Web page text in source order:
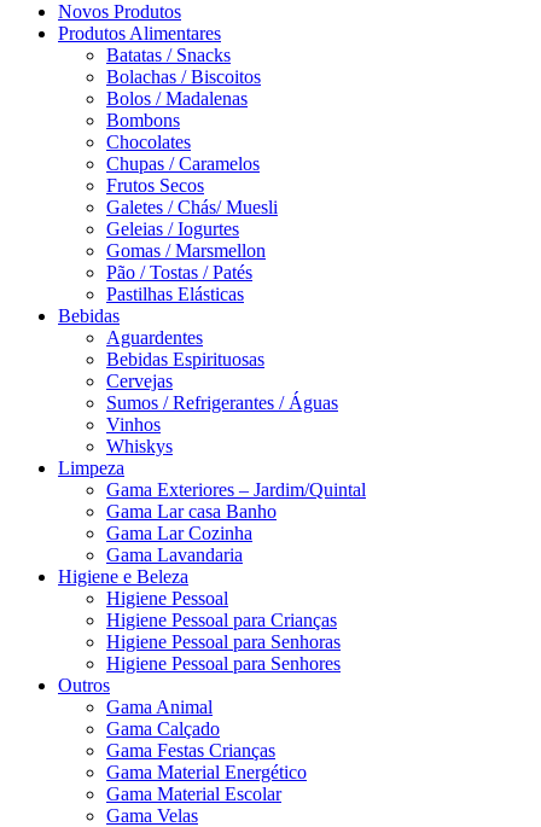
Novos Produtos
Produtos Alimentares
Batatas / Snacks
Bolachas / Biscoitos
Bolos / Madalenas
Bombons
Chocolates
Chupas / Caramelos
Frutos Secos
Galetes / Chás/ Muesli
Geleias / Iogurtes
Gomas / Marsmellon
Pão / Tostas / Patés
Pastilhas Elásticas
Bebidas
Aguardentes
Bebidas Espirituosas
Cervejas
Sumos / Refrigerantes / Águas
Vinhos
Whiskys
Limpeza
Gama Exteriores – Jardim/Quintal
Gama Lar casa Banho
Gama Lar Cozinha
Gama Lavandaria
Higiene e Beleza
Higiene Pessoal
Higiene Pessoal para Crianças
Higiene Pessoal para Senhoras
Higiene Pessoal para Senhores
Outros
Gama Animal
Gama Calçado
Gama Festas Crianças
Gama Material Energético
Gama Material Escolar
Gama Velas